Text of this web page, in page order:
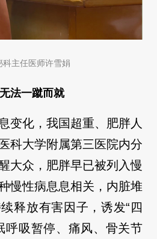
主任医师许雪娟
法一蹴而就
变化，我国超重、肥胖人
科大学附属第三医院内分
大众，肥胖早已被列入慢
慢性病息息相关，内脏堆
释放有害因子，诱发“四
呼吸暂停、痛风、骨关节